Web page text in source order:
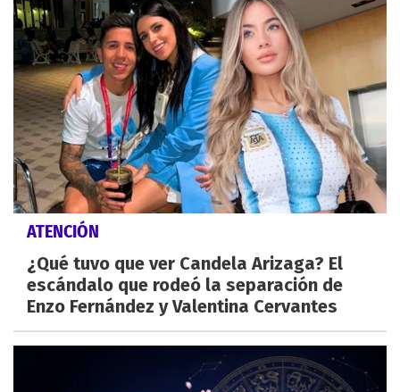
ATENCIÓN
¿Qué tuvo que ver Candela Arizaga? El
escándalo que rodeó la separación de
Enzo Fernández y Valentina Cervantes